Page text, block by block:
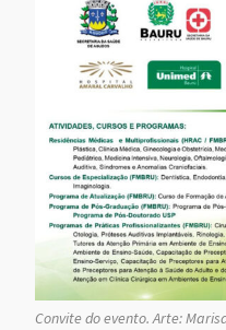
Convite do evento. Arte: